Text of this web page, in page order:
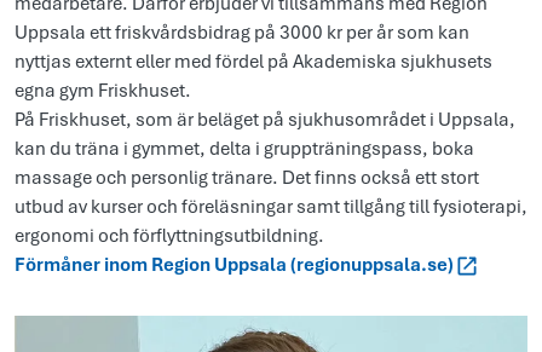
Uppsala ett friskvårdsbidrag på 3000 kr per år som kan
nyttjas externt eller med fördel på Akademiska sjukhusets
egna gym Friskhuset.
På Friskhuset, som är beläget på sjukhusområdet i Uppsala,
kan du träna i gymmet, delta i gruppträningspass, boka
massage och personlig tränare. Det finns också ett stort
utbud av kurser och föreläsningar samt tillgång till fysioterapi,
ergonomi och förflyttningsutbildning.
Förmåner inom Region Uppsala (regionuppsala.se)